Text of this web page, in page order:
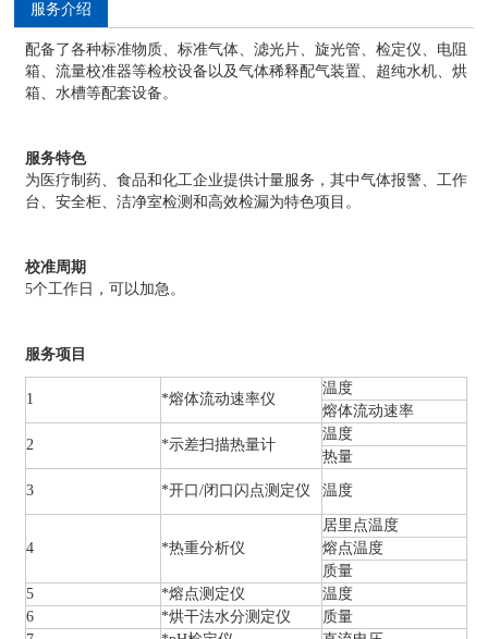
服务介绍
配备了各种标准物质、标准气体、滤光片、旋光管、检定仪、电阻
箱、流量校准器等检校设备以及气体稀释配气装置、超纯水机、烘
箱、水槽等配套设备。
服务特色
为医疗制药、食品和化工企业提供计量服务，其中气体报警、工作
台、安全柜、洁净室检测和高效检漏为特色项目。
校准周期
5个工作日，可以加急。
服务项目
1 *熔体流动速率仪
温度
熔体流动速率
2 *示差扫描热量计
温度
热量
3 *开口/闭口闪点测定仪 温度
4 *热重分析仪
居里点温度
熔点温度
质量
5
*熔点测定仪
温度
6
*烘干法水分测定仪
质量